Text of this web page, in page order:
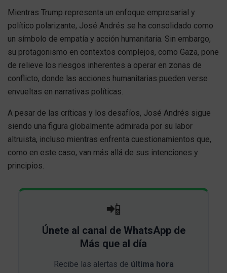
Mientras Trump representa un enfoque empresarial y
político polarizante, José Andrés se ha consolidado como
un símbolo de empatía y acción humanitaria. Sin embargo,
su protagonismo en contextos complejos, como Gaza, pone
de relieve los riesgos inherentes a operar en zonas de
conflicto, donde las acciones humanitarias pueden verse
envueltas en narrativas políticas.
A pesar de las críticas y los desafíos, José Andrés sigue
siendo una figura globalmente admirada por su labor
altruista, incluso mientras enfrenta cuestionamientos que,
como en este caso, van más allá de sus intenciones y
principios.
📲
Únete al canal de WhatsApp de
Más que al día
Recibe las alertas de última hora